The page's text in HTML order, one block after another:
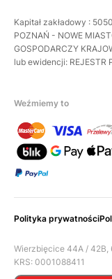
Kapitał zakładowy :
POZNAŃ - NOWE
GOSPODARCZY
lub ewidencji: REJESTR
Weźmiemy to
Polityka prywatności
Wierzbięcice 44A / 42B,
KRS: 0001088411
Nip: 7831898042